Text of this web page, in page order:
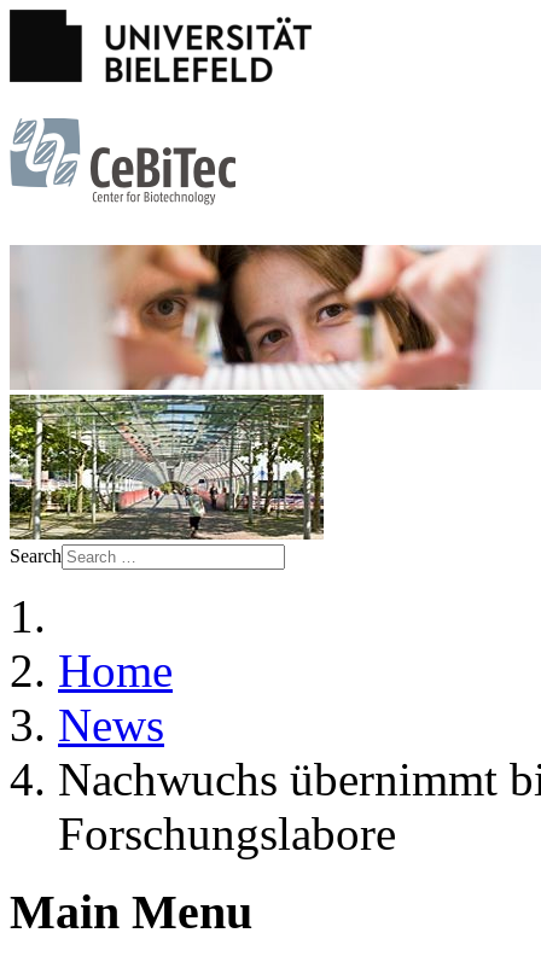
Search
Home
News
Nachwuchs übernimmt
Forschungslabore
Main Menu